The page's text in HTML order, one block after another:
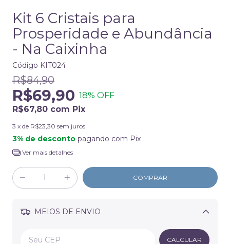
Kit 6 Cristais para
Prosperidade e Abundância
- Na Caixinha
Código KIT024
R$84,90
R$69,90 18% OFF
R$67,80 com Pix
3 x de R$23,30 sem juros
3% de desconto pagando com Pix
Ver mais detalhes
MEIOS DE ENVIO
Alterar CEP
CALCULAR